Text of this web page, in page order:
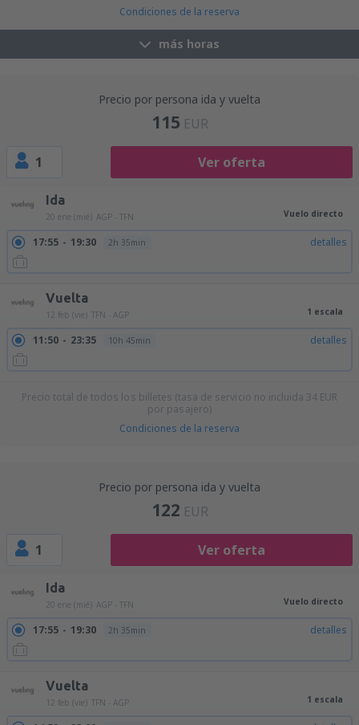
Condiciones de la reserva
más horas
Precio por persona ida y vuelta
115 EUR
1 Ver oferta
Ida
20 ene (mié) AGP - TFN Vuelo directo
17:55 19:30 2h 35min detalles
Vuelta
12 feb (vie) TFN - AGP 1 escala
11:50 23:35 10h 45min detalles
Precio total de todos los billetes (tasa de servicio no incluida 34 EUR
por pasajero)
Condiciones de la reserva
Precio por persona ida y vuelta
122 EUR
1 Ver oferta
Ida
20 ene (mié) AGP - TFN Vuelo directo
17:55 19:30 2h 35min detalles
Vuelta
12 feb (vie) TFN - AGP 1 escala